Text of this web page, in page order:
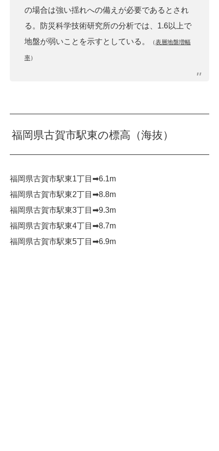
の場合は強い揺れへの備えが必要であるとされ
る。防災科学技術研究所の分析では、1.6以上で
地盤が弱いことを示すとしている。
（表層地盤増幅
率）
福岡県古賀市駅東の標高（海抜）
福岡県古賀市駅東1丁目➡︎6.1m
福岡県古賀市駅東2丁目➡︎8.8m
福岡県古賀市駅東3丁目➡︎9.3m
福岡県古賀市駅東4丁目➡︎8.7m
福岡県古賀市駅東5丁目➡︎6.9m